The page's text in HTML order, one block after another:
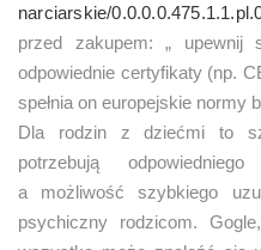
narciarskie/
przed zakupem: „ upewnij
odpowiednie certyfikaty (np.
spełnia on europejskie normy
Dla rodzin z dziećmi to
potrzebują
a możliwość szybkiego
psychiczny rodzicom.